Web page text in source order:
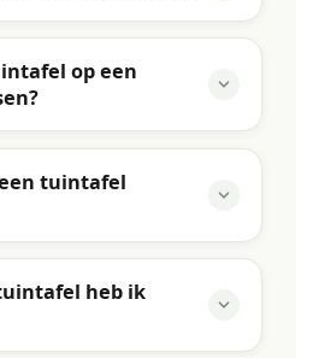
op een
tuintafel
heb ik